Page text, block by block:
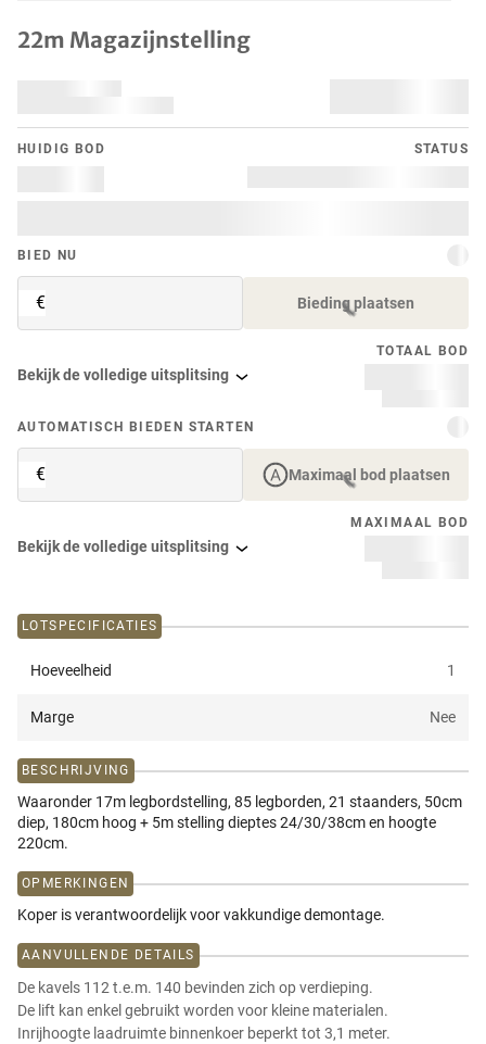
22m Magazijnstelling
HUIDIG ​​BOD STATUS
BIED NU
€ Bieding plaatsen
TOTAAL BOD
Bekijk de volledige uitsplitsing
AUTOMATISCH BIEDEN STARTEN
€ Maximaal bod plaatsen
MAXIMAAL BOD
Bekijk de volledige uitsplitsing
LOTSPECIFICATIES
Hoeveelheid 1
Marge Nee
BESCHRIJVING
Waaronder 17m legbordstelling, 85 legborden, 21 staanders, 50cm
diep, 180cm hoog + 5m stelling dieptes 24/30/38cm en hoogte
220cm.
OPMERKINGEN
Koper is verantwoordelijk voor vakkundige demontage.
AANVULLENDE DETAILS
De kavels 112 t.e.m. 140 bevinden zich op verdieping.
De lift kan enkel gebruikt worden voor kleine materialen.
Inrijhoogte laadruimte binnenkoer beperkt tot 3,1 meter.